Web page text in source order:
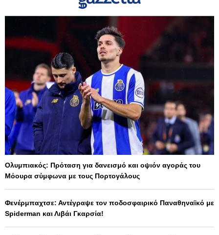
Ολυμπιακός: Πρόταση για δανεισμό και οψιόν αγοράς του
Μόουρα σύμφωνα με τους Πορτογάλους
Φενέρμπαχτσε: Αντέγραψε τον ποδοσφαιρικό Παναθηναϊκό με
Spiderman και Λιβάι Γκαρσία!